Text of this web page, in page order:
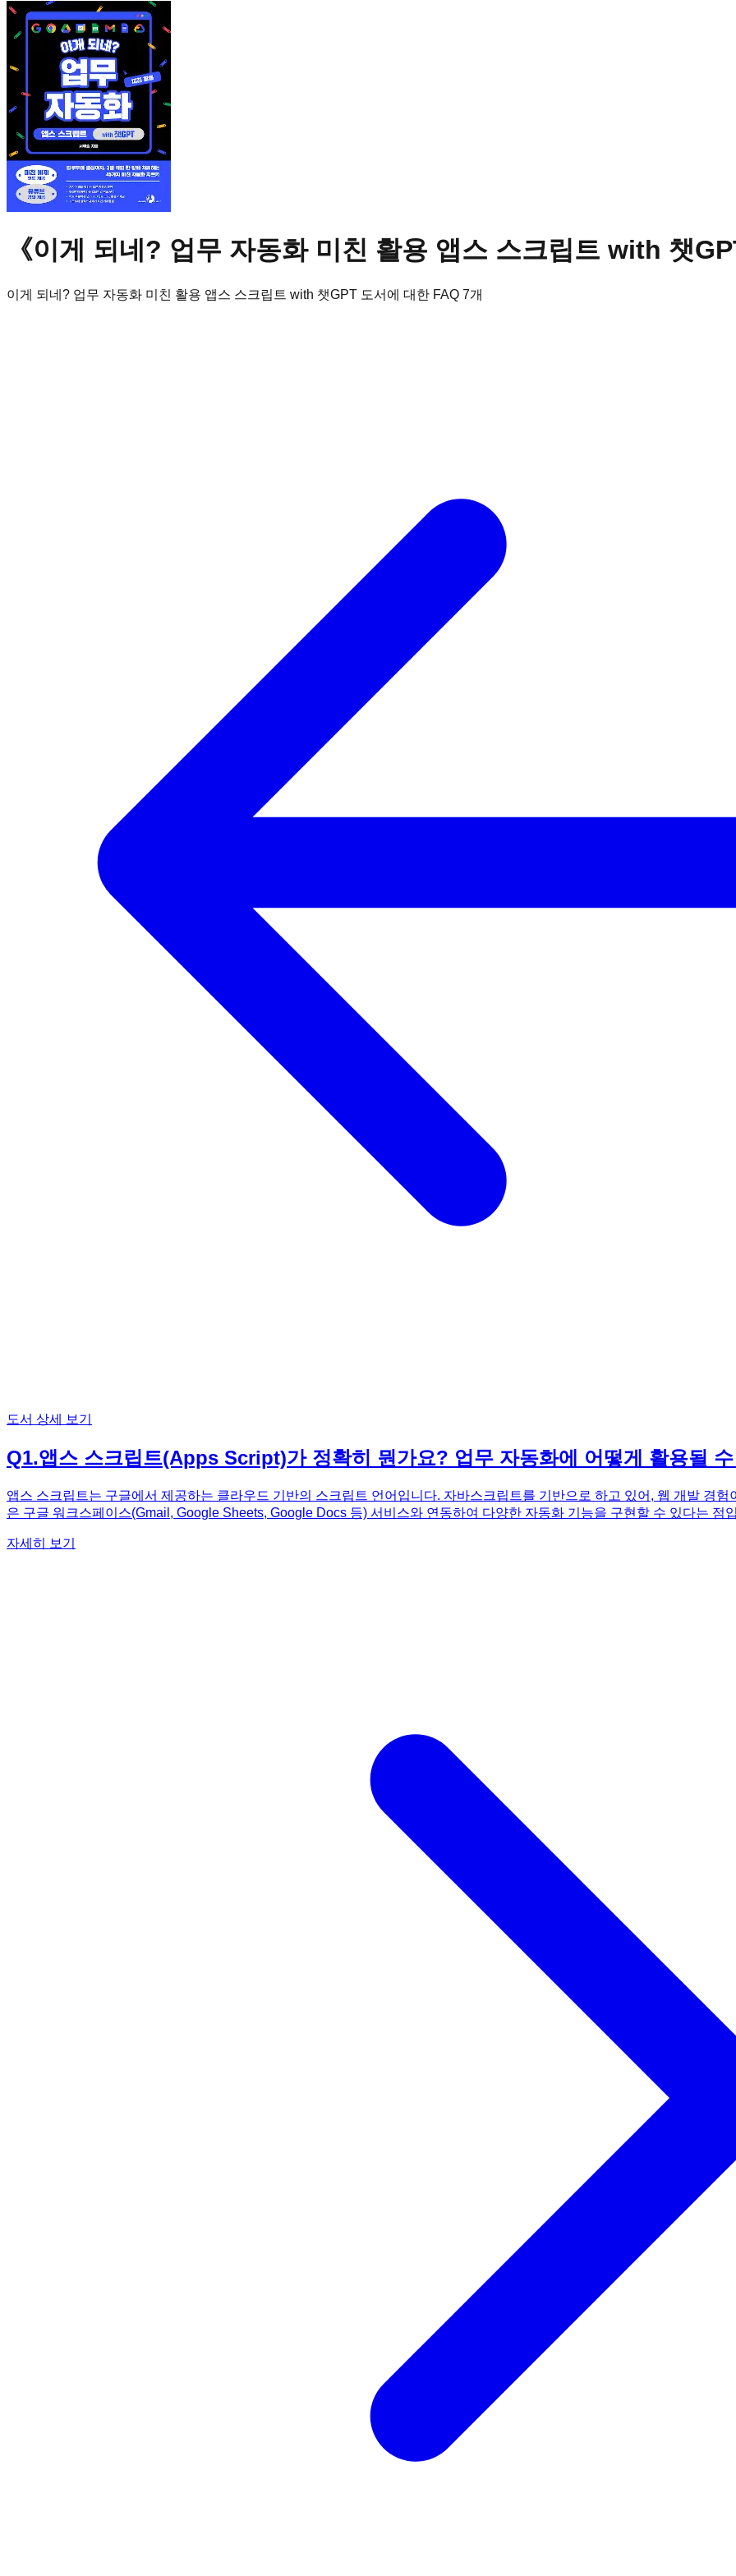
《이게 되네? 업무 자동화 미친 활용 앱스 스크립트 with 챗
이게 되네? 업무 자동화 미친 활용 앱스 스크립트 with 챗GPT 도서에 대한 FAQ 7개
도서 상세 보기
Q1.앱스 스크립트(Apps Script)가 정확히 뭔가요? 업무 자동화에 어떻게 활용될
앱스 스크립트는 구글에서 제공하는 클라우드 기반의 스크립트 언어입니다. 자바스크립트를 기반으로 하고 있어, 웹 개발 경
은 구글 워크스페이스(Gmail, Google Sheets, Google Docs 등) 서비스와 연동하여 다양한 자동화 기능을 구현할 수 있다는 점
크게 향상시킬 수 있습니다. 챗GPT와 함께 사용하면 더욱 강력한 자동화 스크립트를 만들 수 있는데, 챗GPT를 활용하여 코드
자세히 보기